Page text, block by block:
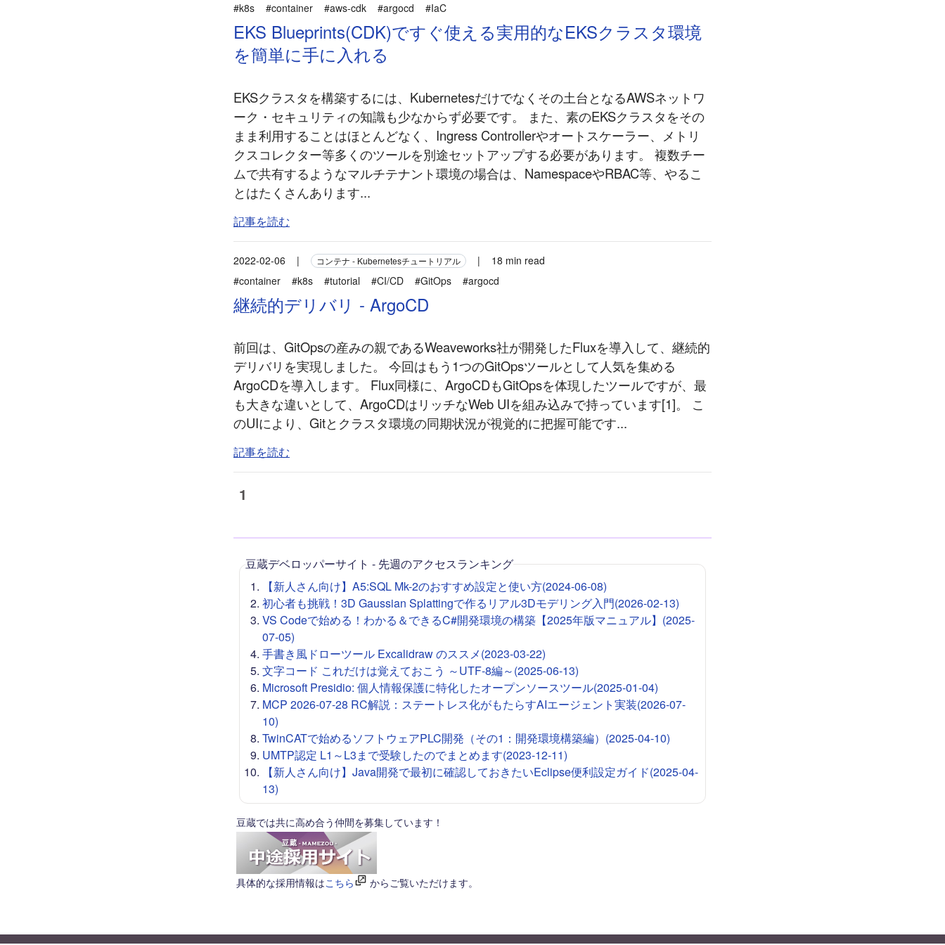
#k8s #container #aws-cdk #argocd #IaC
EKS Blueprints(CDK)ですぐ使える実用的なEKSクラスタ環境
を簡単に手に入れる
EKSクラスタを構築するには、Kubernetesだけでなくその土台となるAWSネットワ
ーク・セキュリティの知識も少なからず必要です。 また、素のEKSクラスタをその
まま利用することはほとんどなく、Ingress Controllerやオートスケーラー、メトリ
クスコレクター等多くのツールを別途セットアップする必要があります。 複数チー
ムで共有するようなマルチテナント環境の場合は、NamespaceやRBAC等、やるこ
とはたくさんあります...
記事を読む
2022-02-06 | コンテナ - Kubernetesチュートリアル |
18 min read
#container
#k8s #tutorial #CI/CD #GitOps #argocd
継続的デリバリ - ArgoCD
前回は、GitOpsの産みの親であるWeaveworks社が開発したFluxを導入して、継続的
デリバリを実現しました。 今回はもう1つのGitOpsツールとして人気を集める
ArgoCDを導入します。 Flux同様に、ArgoCDもGitOpsを体現したツールですが、最
も大きな違いとして、ArgoCDはリッチなWeb UIを組み込みで持っています[1]。 こ
のUIにより、Gitとクラスタ環境の同期状況が視覚的に把握可能です...
記事を読む
1
豆蔵デベロッパーサイト - 先週のアクセスランキング
【新人さん向け】A5:SQL Mk-2のおすすめ設定と使い方(2024-06-08)
初心者も挑戦！3D Gaussian Splattingで作るリアル3Dモデリング入門(2026-02-13)
VS Codeで始める！わかる＆できるC#開発環境の構築【2025年版マニュアル】(2025-
07-05)
手書き風ドローツール Excalidraw のススメ(2023-03-22)
文字コード これだけは覚えておこう ～UTF-8編～(2025-06-13)
Microsoft Presidio: 個人情報保護に特化したオープンソースツール(2025-01-04)
MCP 2026-07-28 RC解説：ステートレス化がもたらすAIエージェント実装(2026-07-
10)
TwinCATで始めるソフトウェアPLC開発（その1：開発環境構築編）(2025-04-10)
UMTP認定 L1～L3まで受験したのでまとめます(2023-12-11)
【新人さん向け】Java開発で最初に確認しておきたいEclipse便利設定ガイド(2025-04-
13)
豆蔵では共に高め合う仲間を募集しています！
具体的な採用情報はこちら からご覧いただけます。